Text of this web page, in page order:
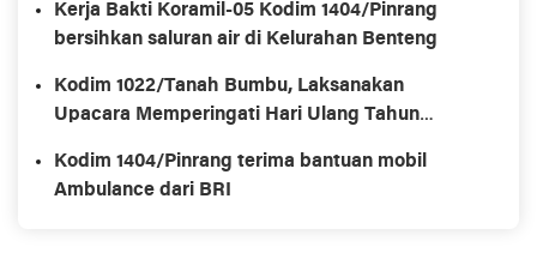
Kerja Bakti Koramil-05 Kodim 1404/Pinrang
bersihkan saluran air di Kelurahan Benteng
Kodim 1022/Tanah Bumbu, Laksanakan
Upacara Memperingati Hari Ulang Tahun
Kodim 1404/Pinrang terima bantuan mobil
Ambulance dari BRI